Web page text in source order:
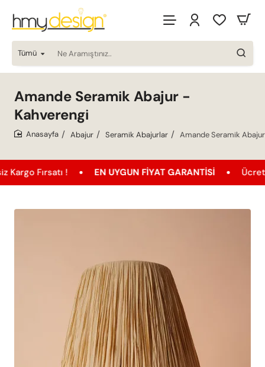
Tümü
Ne
Aramıştınız..
Amande Seramik Abajur -
Kahverengi
Abajur Seramik Abajurlar Amande Seramik
! EN UYGUN FIYAT GARANTISI Ücretsiz Kargo